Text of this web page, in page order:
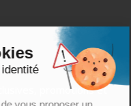
promotions et